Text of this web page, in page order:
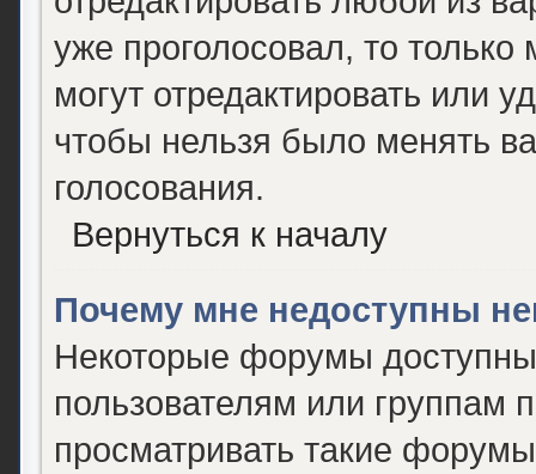
уже проголосовал, то
могут отредактировать или
чтобы нельзя было менять
голосования.
Вернуться к началу
Почему мне недоступны
Некоторые форумы
пользователям или группам
просматривать такие